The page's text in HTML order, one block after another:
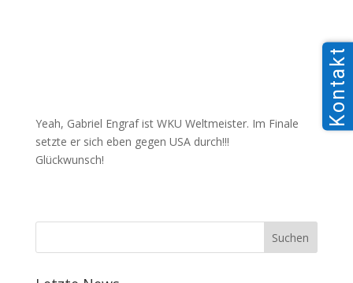
Yeah, Gabriel Engraf ist WKU Weltmeister. Im Finale
setzte er sich eben gegen USA durch!!!
Glückwunsch!
Kontakt